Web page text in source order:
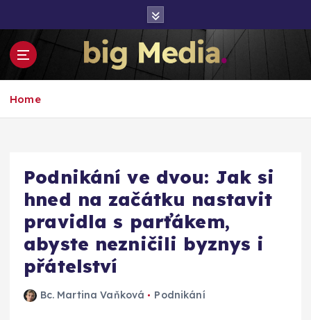
o
Inspirace pro mediální růst a podnikání
Home
Podnikání ve dvou: Jak si
hned na začátku nastavit
pravidla s parťákem,
abyste nezničili byznys i
přátelství
Bc. Martina Vaňková Podnikání